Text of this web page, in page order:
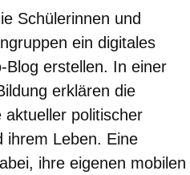
Schülerinnen und
ein digitales
erstellen. In einer
erklären die
aktueller politischer
ihrem Leben. Eine
ihre eigenen mobilen